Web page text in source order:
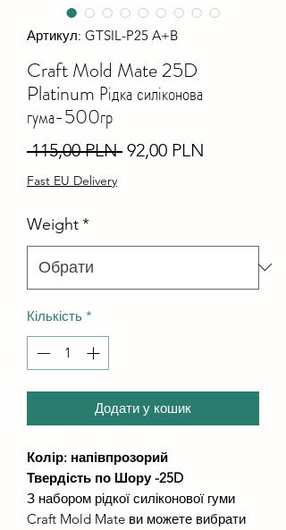
Артикул: GTSIL-P25 A+B
Craft Mold Mate 25D
Platinum Рідка силіконова
гума-500гр
115,00 PLN Звичайна
92,00 PLN
Fast EU Delivery
Weight*
Кількість *
Додати у кошик
Колір: напівпрозорий
Твердість по Шору -25D
З набором рідкої силіконової гуми
Craft Mold Mate ви можете вибрати